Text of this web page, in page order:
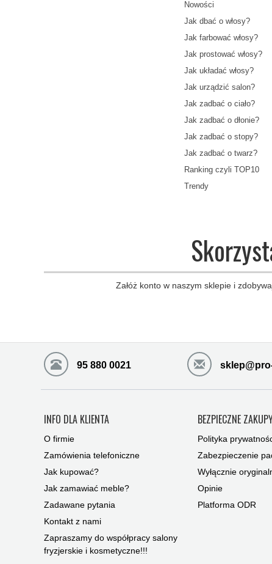
Nowości
Jak dbać o włosy?
Jak farbować włosy?
Jak prostować włosy?
Jak układać włosy?
Jak urządzić salon?
Jak zadbać o ciało?
Jak zadbać o dłonie?
Jak zadbać o stopy?
Jak zadbać o twarz?
Ranking czyli TOP10
Trendy
Załóż konto w naszym sklepie i
95 880 0021
INFO DLA KLIENTA
O firmie
Zamówienia telefoniczne
Jak kupować?
Jak zamawiać meble?
Zadawane pytania
Kontakt z nami
Zapraszamy do współpracy salony
fryzjerskie i kosmetyczne!!!
BEZPIECZNE
Polityka
Zabezpieczenie
Wyłącznie
Opinie
Platforma ODR